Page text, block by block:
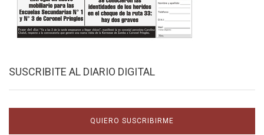
SUSCRIBITE AL DIARIO DIGITAL
QUIERO SUSCRIBIRME